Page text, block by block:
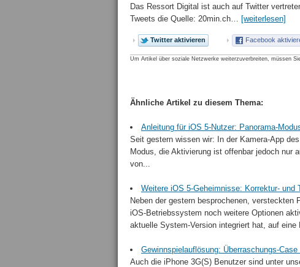
Das Ressort Digital ist auch auf Twitter
Tweets die Quelle: 20min.ch… [weiterlesen]
Twitter aktivieren Facebook
Um Artikel über soziale Netzwerke weiterzuverbreiten, müssen
Ähnliche Artikel zu diesem Thema:
Anleitung für iOS 5-Nutzer: Panorama-
Seit gestern wissen wir: In der Kamera-App
Modus, die Aktivierung ist offenbar jedoch nur
von...
Weitere iOS 5-Geheimnisse: Korrektur- und
Neben der gestern besprochenen,
iOS-Betriebssystem noch weitere Optionen
aktuelle System-Version integriert hat, auf eine
Gewinnspielauflösung: Überraschungs-
Auch die iPhone 3G(S) Benutzer sind unter